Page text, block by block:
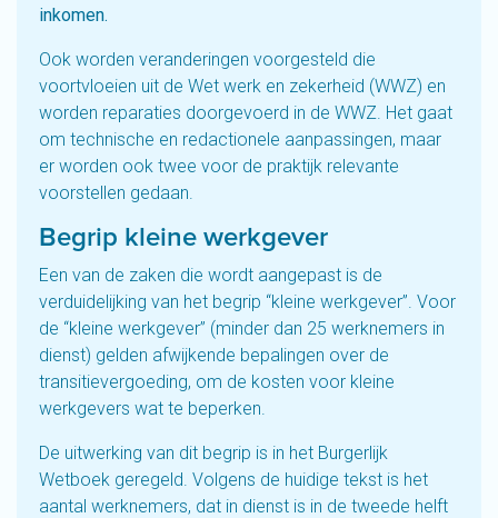
inkomen.
Ook worden veranderingen voorgesteld die
voortvloeien uit de Wet werk en zekerheid (WWZ) en
worden reparaties doorgevoerd in de WWZ. Het gaat
om technische en redactionele aanpassingen, maar
er worden ook twee voor de praktijk relevante
voorstellen gedaan.
Begrip kleine werkgever
Een van de zaken die wordt aangepast is de
verduidelijking van het begrip “kleine werkgever”. Voor
de “kleine werkgever” (minder dan 25 werknemers in
dienst) gelden afwijkende bepalingen over de
transitievergoeding, om de kosten voor kleine
werkgevers wat te beperken.
De uitwerking van dit begrip is in het Burgerlijk
Wetboek geregeld. Volgens de huidige tekst is het
aantal werknemers, dat in dienst is in de tweede helft